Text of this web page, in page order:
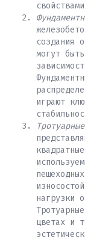
создания
могут
играют
нагрузки
цветах и